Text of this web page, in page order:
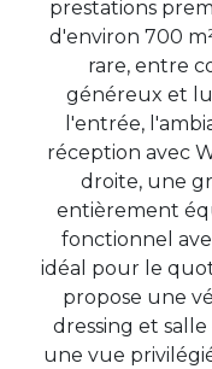
prestations
d'environ 700
rare, entre
généreux et
l'entrée,
réception avec
droite, une
entièrement
fonctionnel
idéal pour le
propose une
dressing et
une vue